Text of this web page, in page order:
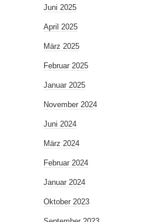
Juni 2025
April 2025
März 2025
Februar 2025
Januar 2025
November 2024
Juni 2024
März 2024
Februar 2024
Januar 2024
Oktober 2023